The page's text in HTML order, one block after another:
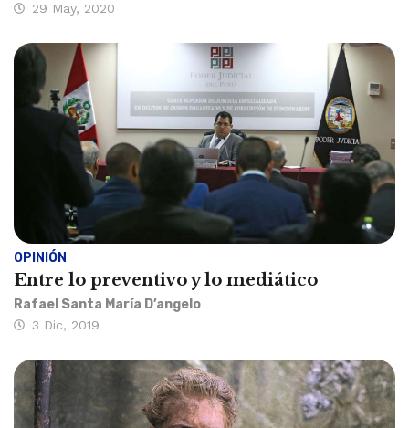
29 May, 2020
OPINIÓN
Entre lo preventivo y lo mediático
Rafael Santa María D’angelo
3 Dic, 2019